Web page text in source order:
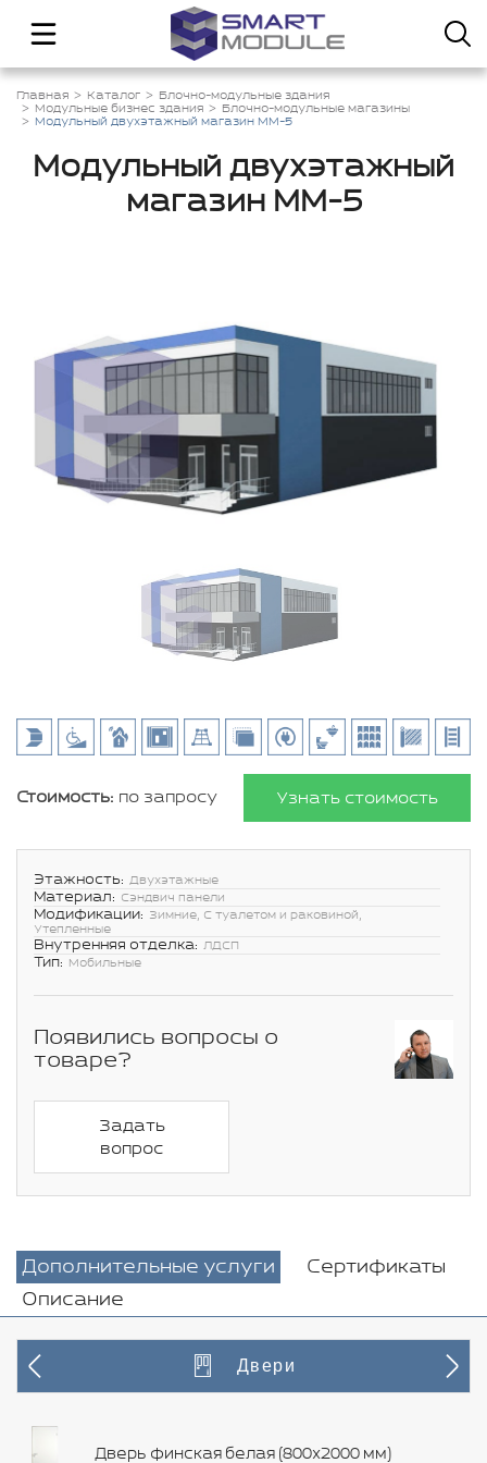
Главная Каталог
Блочно-модульные здания
Модульные бизнес здания
Блочно-модульные магазины
Модульный двухэтажный магазин ММ-5
Модульный двухэтажный
магазин ММ-5
Стоимость: по запросу Узнать стоимость
Этажность: Двухэтажные
Материал: Сэндвич панели
Модификации: Зимние, С туалетом и раковиной,
Утепленные
Внутренняя отделка: ЛДСП
Тип: Мобильные
Появились вопросы о
товаре?
Задать
вопрос
Дополнительные услуги
Сертификаты
Описание
Двери
Дверь финская белая (800х2000 мм)